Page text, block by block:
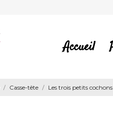
Accueil
Casse-tête Les trois petits cochons